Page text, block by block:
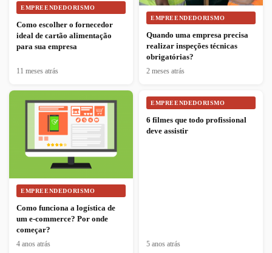
EMPREENDEDORISMO
Como escolher o fornecedor
ideal de cartão alimentação
para sua empresa
11 meses atrás
EMPREENDEDORISMO
Quando uma empresa precisa
realizar inspeções técnicas
obrigatórias?
2 meses atrás
EMPREENDEDORISMO
Como funciona a logística de
um e-commerce? Por onde
começar?
4 anos atrás
EMPREENDEDORISMO
6 filmes que todo profissional
deve assistir
5 anos atrás